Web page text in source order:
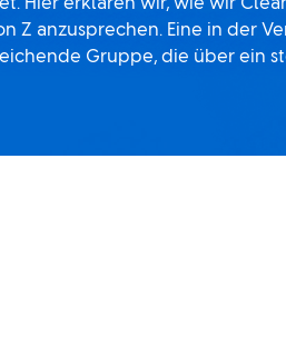
Hier erklären wir, wie wir
Z anzusprechen. Eine in der
Gruppe, die über ein